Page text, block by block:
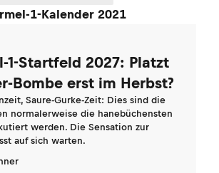
1-Kalender 2021
1-Startfeld 2027: Platzt
Bombe erst im Herbst?
Saure-Gurke-Zeit: Dies sind die
normalerweise die hanebüchensten
werden. Die Sensation zur
auf sich warten.